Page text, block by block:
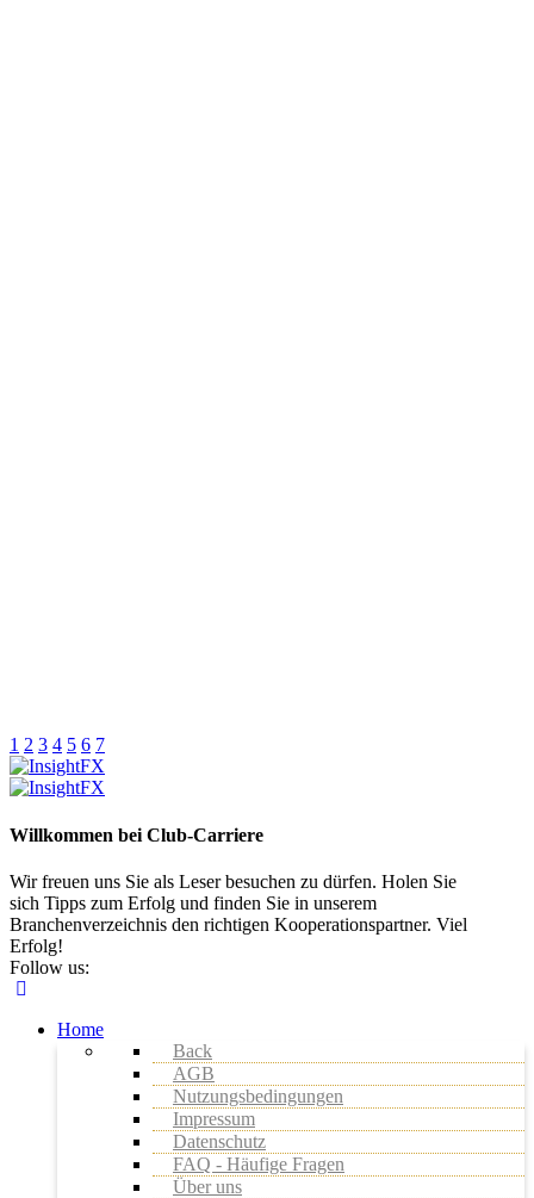
1 2 3 4 5 6 7
Willkommen bei Club-Carriere
Wir freuen uns Sie als Leser besuchen zu dürfen. Holen Sie
sich Tipps zum Erfolg und finden Sie in unserem
Branchenverzeichnis den richtigen Kooperationspartner. Viel
Erfolg!
Follow us:
Home
Back
AGB
Nutzungsbedingungen
Impressum
Datenschutz
FAQ - Häufige Fragen
Über uns